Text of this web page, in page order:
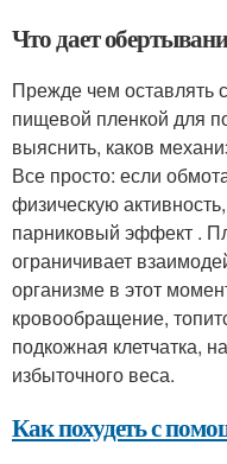
Что дает
Прежде чем оставлять
пищевой пленкой для
выяснить, каков
Все просто: если
физическую
парниковый эффект .
ограничивает
организме в этот
кровообращение,
подкожная клетчатка,
избыточного веса.
Как похудеть с